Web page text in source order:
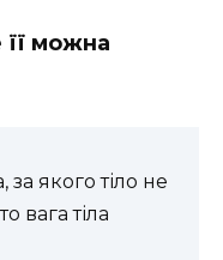
можна
за якого тіло не
вага тіла